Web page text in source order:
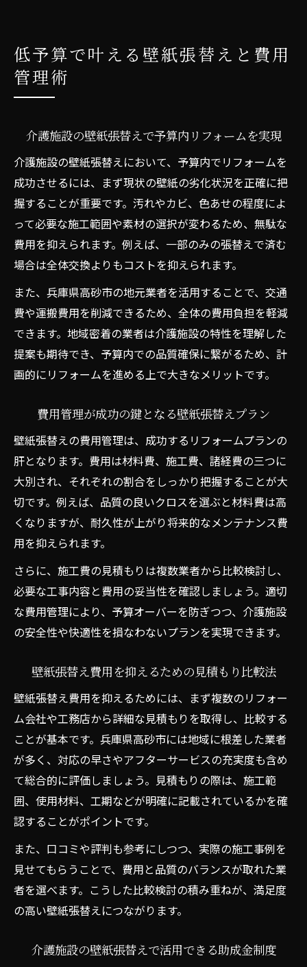
低予算で叶える壁紙張替えと費用
管理術
介護施設の壁紙張替えで予算内リフォームを実現
介護施設の壁紙張替えにおいて、予算内でリフォームを
成功させるには、まず現状の壁紙の劣化状況を正確に把
握することが重要です。汚れやカビ、色あせの程度によ
って必要な施工範囲や素材の選択が変わるため、無駄な
費用を抑えられます。例えば、一部のみの張替えで済む
場合は全体交換よりもコストを抑えられます。
また、兵庫県高砂市の地元業者を活用することで、交通
費や運搬費用を削減できるため、全体の費用負担を軽減
できます。地域密着の業者は介護施設の特性を理解した
提案も期待でき、予算内での品質確保に繋がるため、計
画的にリフォームを進める上で大きなメリットです。
費用管理が成功の鍵となる壁紙張替えプラン
壁紙張替えの費用管理は、成功するリフォームプランの
肝となります。費用は材料費、施工費、諸経費の三つに
大別され、それぞれの割合をしっかり把握することが大
切です。例えば、品質の良いクロスを選ぶと材料費は高
くなりますが、耐久性が上がり将来的なメンテナンス費
用を抑えられます。
さらに、施工費の見積もりは複数業者から比較検討し、
必要な工事内容と費用の妥当性を確認しましょう。適切
な費用管理により、予算オーバーを防ぎつつ、介護施設
の安全性や快適性を損なわないプランを実現できます。
壁紙張替え費用を抑えるための見積もり比較法
壁紙張替え費用を抑えるためには、まず複数のリフォー
ム会社や工務店から詳細な見積もりを取得し、比較する
ことが基本です。兵庫県高砂市には地域に根差した業者
が多く、対応の早さやアフターサービスの充実度も含め
て総合的に評価しましょう。見積もりの際は、施工範
囲、使用材料、工期などが明確に記載されているかを確
認することがポイントです。
また、口コミや評判も参考にしつつ、実際の施工事例を
見せてもらうことで、費用と品質のバランスが取れた業
者を選べます。こうした比較検討の積み重ねが、満足度
の高い壁紙張替えにつながります。
介護施設の壁紙張替えで活用できる助成金制度